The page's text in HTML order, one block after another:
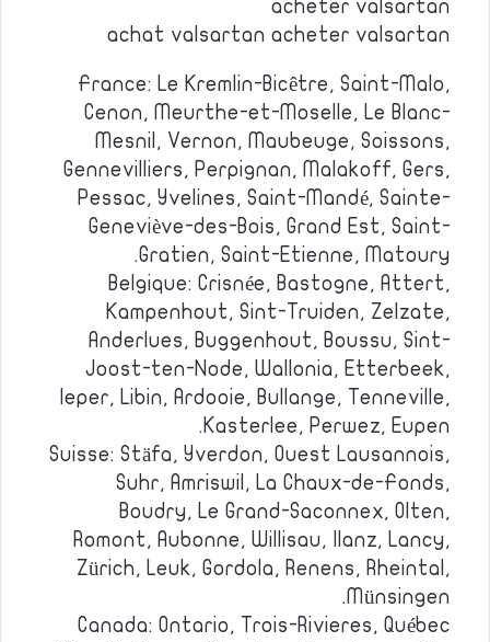
acheter valsartan
achat valsartan acheter valsartan
France: Le Kremlin-Bicêtre, Saint-Malo,
Cenon, Meurthe-et-Moselle, Le Blanc-
Mesnil, Vernon, Maubeuge, Soissons,
Gennevilliers, Perpignan, Malakoff, Gers,
Pessac, Yvelines, Saint-Mandé, Sainte-
Geneviève-des-Bois, Grand Est, Saint-
Gratien, Saint-Etienne, Matoury.
Belgique: Crisnée, Bastogne, Attert,
Kampenhout, Sint-Truiden, Zelzate,
Anderlues, Buggenhout, Boussu, Sint-
Joost-ten-Node, Wallonia, Etterbeek,
Ieper, Libin, Ardooie, Bullange, Tenneville,
Kasterlee, Perwez, Eupen.
Suisse: Stäfa, Yverdon, Ouest Lausannois,
Suhr, Amriswil, La Chaux-de-Fonds,
Boudry, Le Grand-Saconnex, Olten,
Romont, Aubonne, Willisau, Ilanz, Lancy,
Zürich, Leuk, Gordola, Renens, Rheintal,
Münsingen.
Canada: Ontario, Trois-Rivieres, Québec